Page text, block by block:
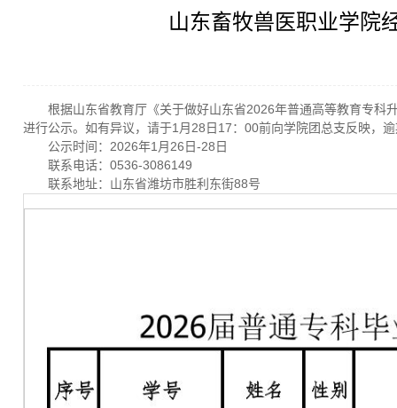
山东畜牧兽医职业学院
根据山东省教育厅《关于做好山东省2026年普通高等教育专科
进行公示。如有异议，请于1月28日17：00前向学院团总支反映，
公示时间：2026年1月26日-28日
联系电话：0536-3086149
联系地址：山东省潍坊市胜利东街88号